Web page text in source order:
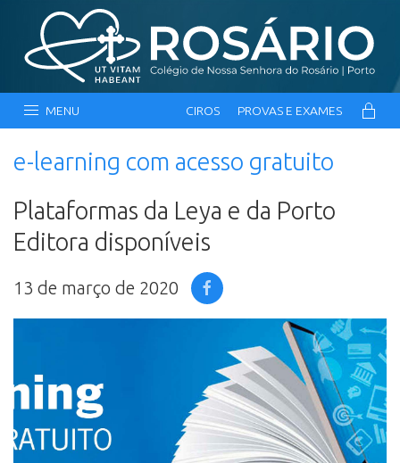
MENU CIROS PROVAS E EXAMES
e-learning com acesso gratuito
Plataformas da Leya e da Porto
Editora disponíveis
13 de março de 2020